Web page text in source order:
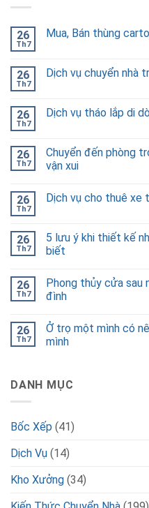
26
Th7
Mua, Bán thùng
26
Th7
Dịch vụ chuyển nhà
26
Th7
Dịch vụ tháo lắp di
26
Th7
Chuyển đến phòng
vận xui
26
Th7
Dịch vụ cho thuê xe
26
Th7
5 lưu ý khi thiết kế
biết
26
Th7
Phong thủy cửa sau
đình
26
Th7
Ở trọ một mình có
mình
DANH MỤC
Bốc Xếp (41)
Dịch Vụ (14)
Kho Xưởng (34)